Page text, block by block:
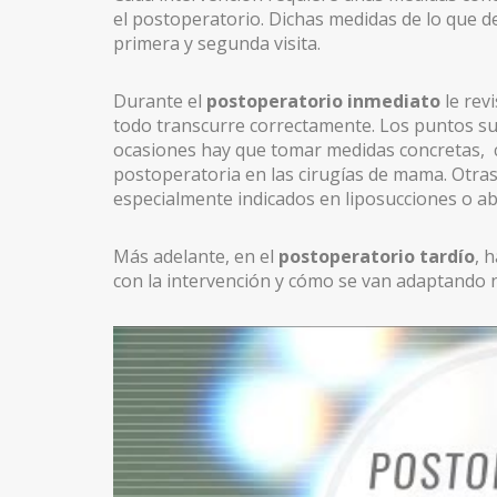
LIFTING DE CEJAS
BLEFAROPLASTIA
OREJAS (OTOPLASTIA)
BOLA DE BICHAT
CIRUGÍA MAMARIA
ARMONIZACIÓN DE PECHO MÍA® FEMTECH™
AUMENTO DE PECHO
AUMENTO DE PECHO VÍA AXILAR
el postoperatorio. Dichas medidas de lo que
primera y segunda visita.
Durante el postoperatorio inmediato le
todo transcurre correctamente. Los puntos
ocasiones hay que tomar medidas
postoperatoria en las cirugías de mama.
especialmente indicados en liposucciones o
Más adelante, en el postoperatorio tardío,
con la intervención y cómo se van adaptando